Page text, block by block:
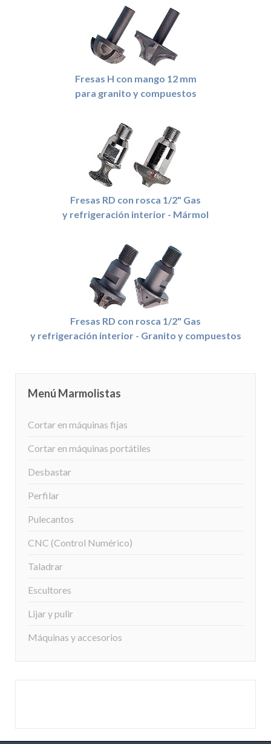
Fresas H con mango 12 mm
para granito y compuestos
Fresas RD con rosca 1/2" Gas
y refrigeración interior - Mármol
Fresas RD con rosca 1/2" Gas
y refrigeración interior - Granito y compuestos
Menú Marmolistas
Cortar en máquinas fijas
Cortar en máquinas portátiles
Desbastar
Perfilar
Pulecantos
CNC (Control Numérico)
Taladrar
Escultores
Lijar y pulir
Máquinas y accesorios